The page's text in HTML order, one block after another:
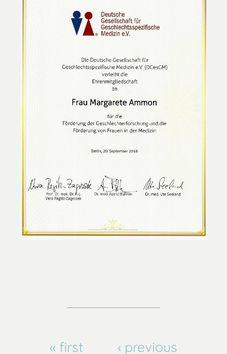
« first ‹ previous